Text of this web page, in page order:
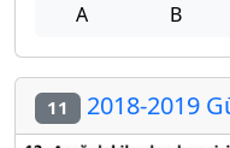
A B
11 2018-2019